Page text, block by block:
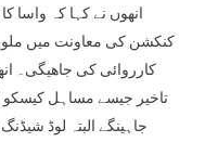
انھوں نے کہا کہ واسا
کنکشن کی معاونت میں ملوث
کارروائی کی جاھیگی۔
تاخیر جیسے مساہل
جاہینگے البتہ لوڈ